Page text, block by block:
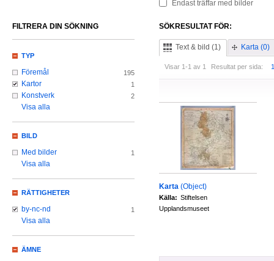
Endast träffar med bilder
SÖKRESULTAT FÖR:
Text & bild (1) Karta (0)
Visar 1-1 av 1 Resultat per sida:
Karta (Object)
Källa: Stiftelsen
Upplandsmuseet
FILTRERA DIN SÖKNING
TYP
Föremål 195
Kartor 1
Konstverk 2
Visa alla
BILD
Med bilder 1
Visa alla
RÄTTIGHETER
by-nc-nd 1
Visa alla
ÄMNE